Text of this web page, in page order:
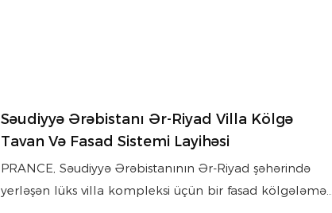
Səudiyyə Ərəbistanı Ər-Riyad Villa Kölgə
Tavan Və Fasad Sistemi Layihəsi
PRANCE, Səudiyyə Ərəbistanının Ər-Riyad şəhərində
yerləşən lüks villa kompleksi üçün bir fasad kölgələmə